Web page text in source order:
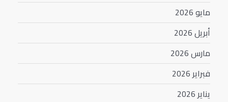
مايو 2026
أبريل 2026
مارس 2026
فبراير 2026
يناير 2026